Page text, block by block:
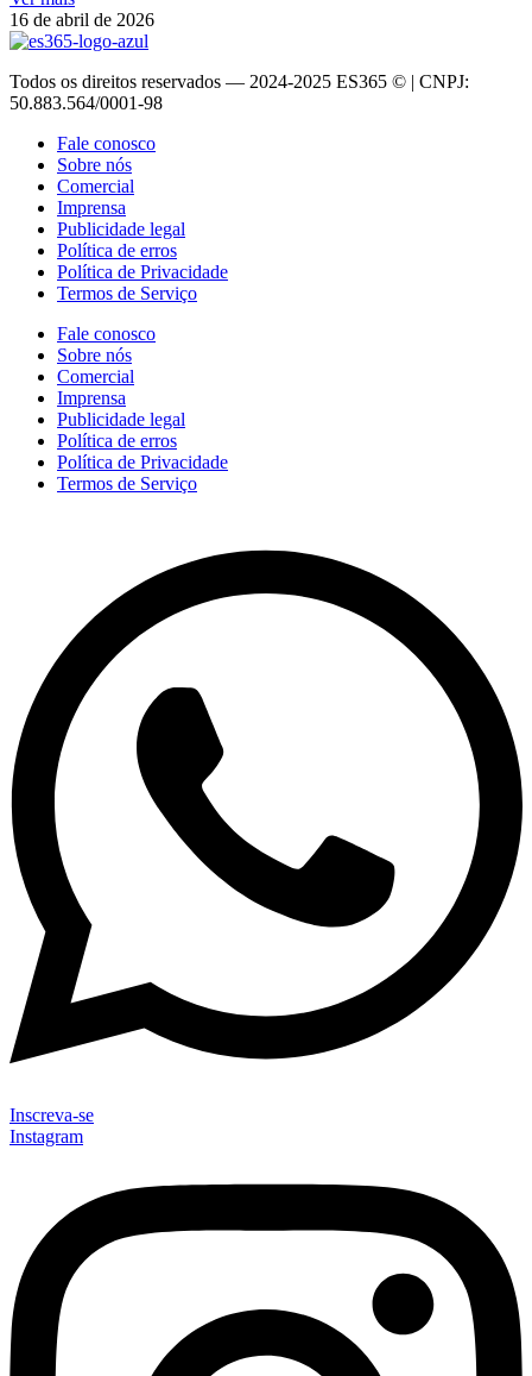
16 de abril de 2026
Todos os direitos reservados — 2024-2025 ES365 © | CNPJ:
50.883.564/0001-98
Fale conosco
Sobre nós
Comercial
Imprensa
Publicidade legal
Política de erros
Política de Privacidade
Termos de Serviço
Fale conosco
Sobre nós
Comercial
Imprensa
Publicidade legal
Política de erros
Política de Privacidade
Termos de Serviço
Inscreva-se
Instagram